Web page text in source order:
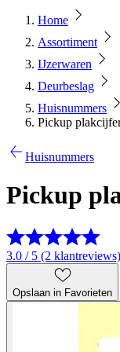
Home
Assortiment
IJzerwaren
Deurbeslag
Huisnummers
Pickup
Huisnummers
Pickup
3.0 / 5 (2 klantreviews)
Opslaan in Favorieten